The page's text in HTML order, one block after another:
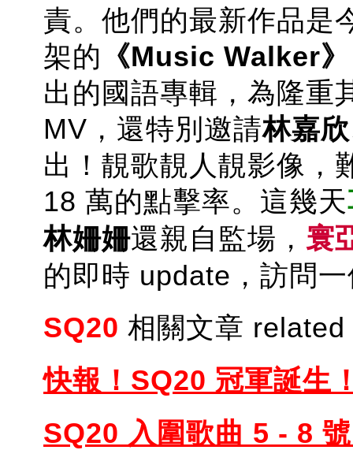
責。他們的最新作品是
架的 《Music Walker》
出的國語專輯，為隆重
MV，還特別邀請林嘉欣
出！靚歌靚人靚影像，
18 萬的點擊率。這幾天
林姍姍還親自監場， 寰
的即時 update，訪問
SQ20 相關文章
快報！SQ20 冠軍誕生
SQ20 入圍歌曲 5 - 8